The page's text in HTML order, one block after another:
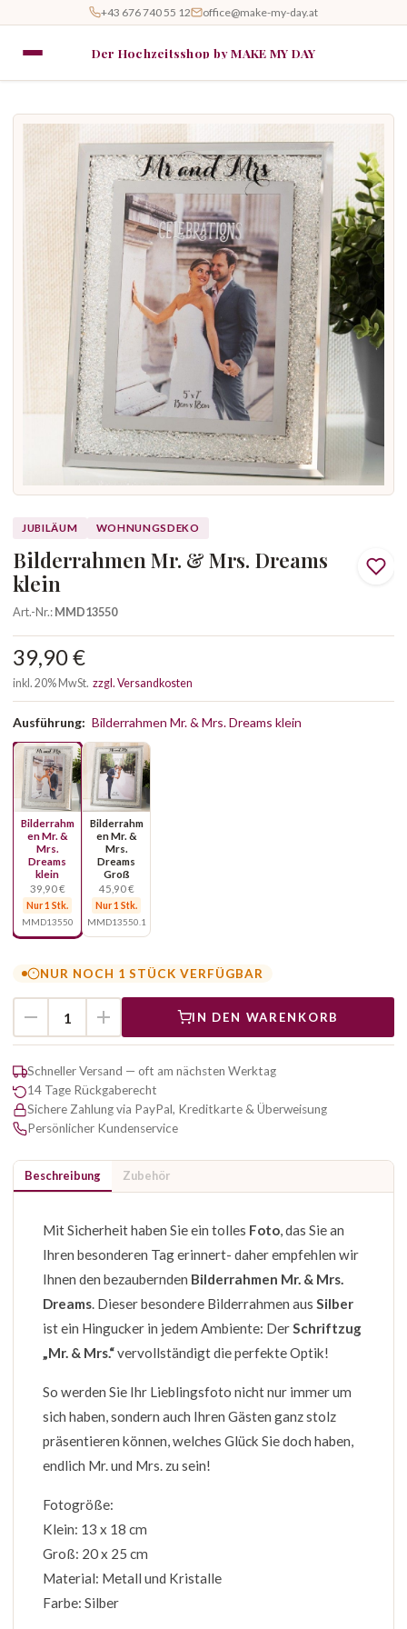
+43 676 740 55 12 office@make-my-day.at
Der Hochzeitsshop by MAKE MY DAY
JUBILÄUM WOHNUNGSDEKO
Bilderrahmen Mr. & Mrs. Dreams
klein
Art.-Nr.:MMD13550
39,90 €
inkl. 20% MwSt. zzgl. Versandkosten
Ausführung: Bilderrahmen Mr. & Mrs. Dreams klein
Bilderrahm
en Mr. &
Mrs.
Dreams
klein
39,90 €
Nur 1 Stk.
MMD13550
Bilderrahm
en Mr. &
Mrs.
Dreams
Groß
45,90 €
Nur 1 Stk.
MMD13550.1
NUR NOCH 1 STÜCK VERFÜGBAR
IN DEN WARENKORB
Schneller Versand — oft am nächsten Werktag
14 Tage Rückgaberecht
Sichere Zahlung via PayPal, Kreditkarte & Überweisung
Persönlicher Kundenservice
Beschreibung Zubehör
Mit Sicherheit haben Sie ein tolles Foto, das Sie an
Ihren besonderen Tag erinnert- daher empfehlen wir
Ihnen den bezaubernden Bilderrahmen Mr. & Mrs.
Dreams. Dieser besondere Bilderrahmen aus Silber
ist ein Hingucker in jedem Ambiente: DerSchriftzug
„Mr. & Mrs.“vervollständigt die perfekte Optik!
So werden Sie Ihr Lieblingsfoto nicht nur immer um
sich haben, sondern auch Ihren Gästen ganz stolz
präsentieren können, welches Glück Sie doch haben,
endlich Mr. und Mrs. zu sein!
Fotogröße:
Klein: 13 x 18 cm
Groß: 20 x 25 cm
Material: Metall und Kristalle
Farbe: Silber